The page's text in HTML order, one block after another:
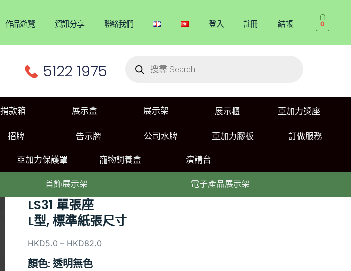
作品遊覽 資訊分享 聯絡我們 登入 註冊 結帳 0
5122 1975
捐款箱 展示盒 展示架 展示櫃 亞加力獎座
招牌 告示牌 公司水牌 亞加力膠板 訂做服務
亞加力保護罩 寵物飼養盒 演講台
首飾展示架 電子產品展示架
LS31 單張座
L型, 標準紙張尺寸
HKD5.0 – HKD82.0
顏色: 透明無色